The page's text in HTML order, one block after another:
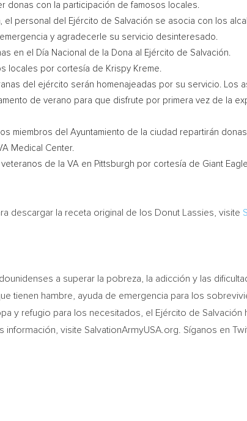
donas con la participación de famosos locales.
el personal del Ejército de Salvación se asocia con los
y agradecerle su servicio desinteresado.
en el Día Nacional de la Dona al Ejército de Salvación.
locales por cortesía de Krispy Kreme.
del ejército serán homenajeadas por su servicio. Los
de verano para que disfrute por primera vez de la
miembros del Ayuntamiento de la ciudad repartirán
Medical Center.
de la VA en Pittsburgh por cortesía de Giant
descargar la receta original de los Donut Lassies, visite
a superar la pobreza, la adicción y las
tienen hambre, ayuda de emergencia para los
y refugio para los necesitados, el Ejército de Salvación
visite SalvationArmyUSA.org. Síganos en